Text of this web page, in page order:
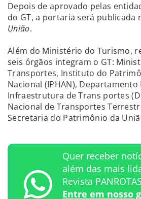
Depois de aprovado pelas
do GT, a portaria será publicada
União.
Além do Ministério do Turismo,
seis órgãos integram o GT:
Transportes, Instituto do
Nacional (IPHAN), Departamento
Infraestrutura de Trans portes
Nacional de Transportes
Secretaria do Patrimônio da
Quer receber
além das mais
Revista
Entre em nosso